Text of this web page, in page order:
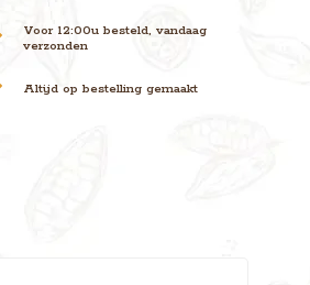
Voor 12:00u besteld, vandaag
verzonden
Altijd op bestelling gemaakt